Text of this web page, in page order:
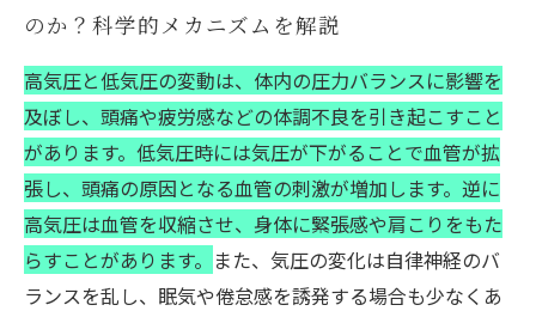
のか？科学的メカニズムを解説
高気圧と低気圧の変動は、体内の圧力バランスに影響を
及ぼし、頭痛や疲労感などの体調不良を引き起こすこと
があります。低気圧時には気圧が下がることで血管が拡
張し、頭痛の原因となる血管の刺激が増加します。逆に
高気圧は血管を収縮させ、身体に緊張感や肩こりをもた
らすことがあります。 また、気圧の変化は自律神経のバ
ランスを乱し、眠気や倦怠感を誘発する場合も少なくあ